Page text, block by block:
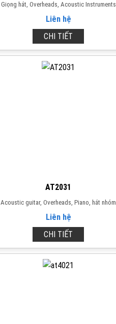
Giọng hát, Overheads, Acoustic Instruments
Liên hệ
CHI TIẾT
AT2031
Acoustic guitar, Overheads, Piano, hát nhóm
Liên hệ
CHI TIẾT